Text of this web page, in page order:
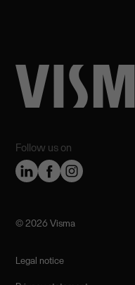
Follow us on
©️ 2026 Visma
Legal notice